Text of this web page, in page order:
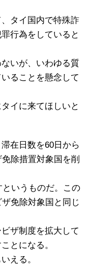
タイ国内で特殊詐
行為をしていると
いが、いわゆる質
ることを懸念して
イに来てほしいと
在日数を60日から
除措置対象国を削
いうものだ。この
免除対象国と同じ
ザ制度を拡大して
とになる。
える。